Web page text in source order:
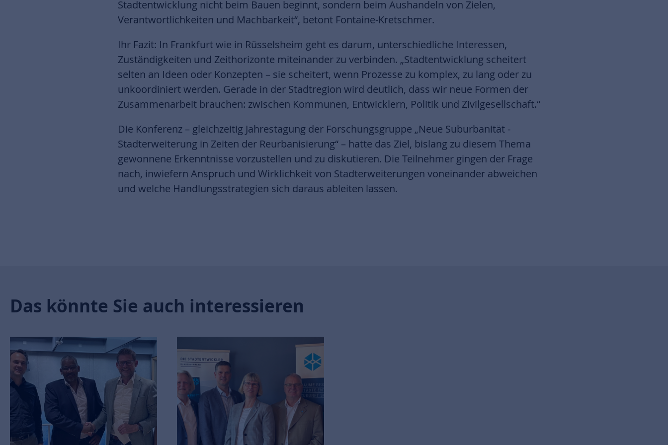
Stadtentwicklung nicht beim Bauen beginnt, sondern beim Aushandeln von Zielen,
Verantwortlichkeiten und Machbarkeit“, betont Fontaine-Kretschmer.
Ihr Fazit: In Frankfurt wie in Rüsselsheim geht es darum, unterschiedliche Interessen,
Zuständigkeiten und Zeithorizonte miteinander zu verbinden. „Stadtentwicklung scheitert
selten an Ideen oder Konzepten – sie scheitert, wenn Prozesse zu komplex, zu lang oder zu
unkoordiniert werden. Gerade in der Stadtregion wird deutlich, dass wir neue Formen der
Zusammenarbeit brauchen: zwischen Kommunen, Entwicklern, Politik und Zivilgesellschaft.“
Die Konferenz – gleichzeitig Jahrestagung der Forschungsgruppe „Neue Suburbanität -
Stadterweiterung in Zeiten der Reurbanisierung“ – hatte das Ziel, bislang zu diesem Thema
gewonnene Erkenntnisse vorzustellen und zu diskutieren. Die Teilnehmer gingen der Frage
nach, inwiefern Anspruch und Wirklichkeit von Stadterweiterungen voneinander abweichen
und welche Handlungsstrategien sich daraus ableiten lassen.
Das könnte Sie auch interessieren